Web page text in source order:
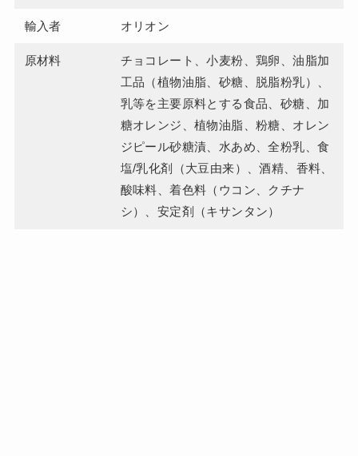
輸入者 オリオン
原材料
チョコレート、小麦粉、鶏卵、油脂加
工品（植物油脂、砂糖、脱脂粉乳）、
乳等を主要原料とする食品、砂糖、加
糖オレンジ、植物油脂、粉糖、オレン
ジピール砂糖漬、水あめ、全粉乳、食
塩/乳化剤（大豆由来）、酒精、香料、
酸味料、着色料（ウコン、クチナ
シ）、安定剤（キサンタン）